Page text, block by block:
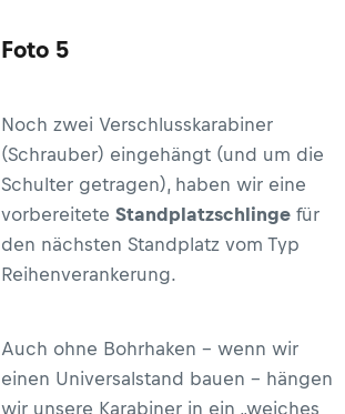
Foto 5
Noch zwei Verschlusskarabiner
(Schrauber) eingehängt (und um die
Schulter getragen), haben wir eine
vorbereitete Standplatzschlinge für
den nächsten Standplatz vom Typ
Reihenverankerung.
Auch ohne Bohrhaken – wenn wir
einen Universalstand bauen – hängen
wir unsere Karabiner in ein „weiches